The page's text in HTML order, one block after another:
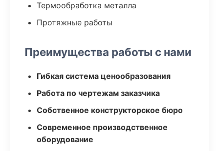
Термообработка металла
Протяжные работы
Преимущества работы с нами
Гибкая система ценообразования
Работа по чертежам заказчика
Собственное конструкторское бюро
Современное производственное
оборудование